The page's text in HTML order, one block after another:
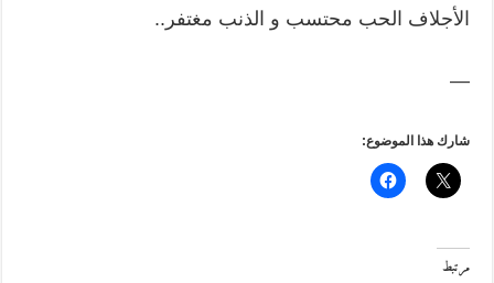
الأجلاف الحب محتسب و الذنب مغتفر..
—
شارك هذا الموضوع:
مرتبط